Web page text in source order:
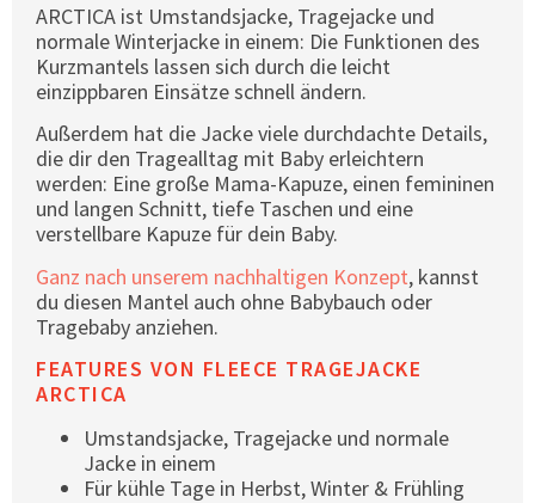
ARCTICA ist Umstandsjacke, Tragejacke und
normale Winterjacke in einem: Die Funktionen des
Kurzmantels lassen sich durch die leicht
einzippbaren Einsätze schnell ändern.
Außerdem hat die Jacke viele durchdachte Details,
die dir den Tragealltag mit Baby erleichtern
werden: Eine große Mama-Kapuze, einen femininen
und langen Schnitt, tiefe Taschen und eine
verstellbare Kapuze für dein Baby.
Ganz nach unserem nachhaltigen Konzept, kannst
du diesen Mantel auch ohne Babybauch oder
Tragebaby anziehen.
FEATURES VON FLEECE TRAGEJACKE
ARCTICA
Umstandsjacke, Tragejacke und normale
Jacke in einem
Für kühle Tage in Herbst, Winter & Frühling